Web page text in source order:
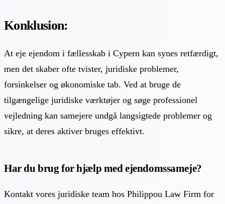
Konklusion:
At eje ejendom i fællesskab i Cypern kan synes retfærdigt,
men det skaber ofte tvister, juridiske problemer,
forsinkelser og økonomiske tab. Ved at bruge de
tilgængelige juridiske værktøjer og søge professionel
vejledning kan samejere undgå langsigtede problemer og
sikre, at deres aktiver bruges effektivt.
Har du brug for hjælp med ejendomssameje?
Kontakt vores juridiske team hos Philippou Law Firm for